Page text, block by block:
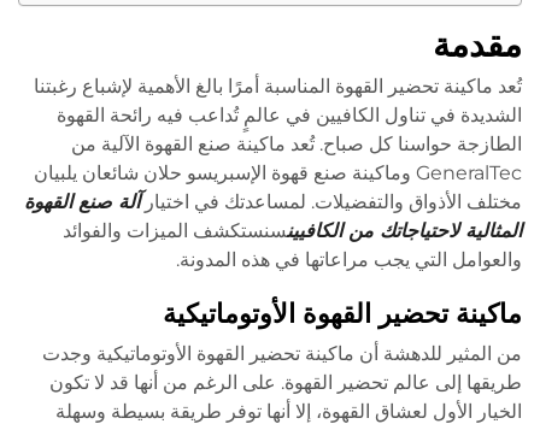
مقدمة
تُعد ماكينة تحضير القهوة المناسبة أمرًا بالغ الأهمية لإشباع رغبتنا
الشديدة في تناول الكافيين في عالمٍ تُداعب فيه رائحة القهوة
الطازجة حواسنا كل صباح. تُعد ماكينة صنع القهوة الآلية من
GeneralTec وماكينة صنع قهوة الإسبريسو حلان شائعان يلبيان
مختلف الأذواق والتفضيلات. لمساعدتك في اختيارآلة صنع القهوة
المثالية لاحتياجاتك من الكافيينسنستكشف الميزات والفوائد
والعوامل التي يجب مراعاتها في هذه المدونة.
ماكينة تحضير القهوة الأوتوماتيكية
من المثير للدهشة أن ماكينة تحضير القهوة الأوتوماتيكية وجدت
طريقها إلى عالم تحضير القهوة. على الرغم من أنها قد لا تكون
الخيار الأول لعشاق القهوة، إلا أنها توفر طريقة بسيطة وسهلة